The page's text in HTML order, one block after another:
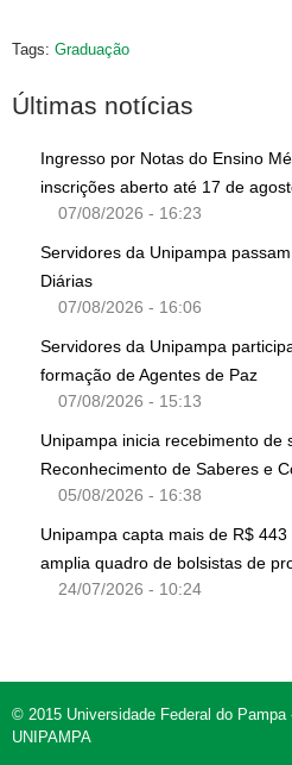
Tags: Graduação
Últimas notícias
Ingresso por Notas do Ensino
inscrições aberto até 17 de
07/08/2026 - 16:23
Servidores da Unipampa
Diárias
07/08/2026 - 16:06
Servidores da Unipampa
formação de Agentes de Paz
07/08/2026 - 15:13
Unipampa inicia recebimento de
Reconhecimento de Saberes e
05/08/2026 - 16:38
Unipampa capta mais de R$
amplia quadro de bolsistas de
24/07/2026 - 10:24
© 2015 Universidade Federal do Pampa
UNIPAMPA